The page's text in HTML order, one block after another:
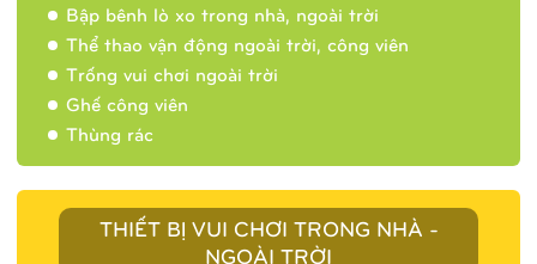
Bập bênh lò xo trong nhà, ngoài trời
Thể thao vận động ngoài trời, công viên
Trống vui chơi ngoài trời
Ghế công viên
Thùng rác
THIẾT BỊ VUI CHƠI TRONG NHÀ -
NGOÀI TRỜI